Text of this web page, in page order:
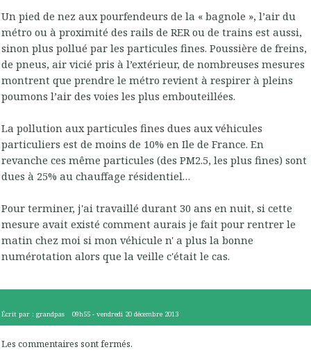
Un pied de nez aux pourfendeurs de la « bagnole », l’air du
métro ou à proximité des rails de RER ou de trains est aussi,
sinon plus pollué par les particules fines. Poussière de freins,
de pneus, air vicié pris à l’extérieur, de nombreuses mesures
montrent que prendre le métro revient à respirer à pleins
poumons l’air des voies les plus embouteillées.
La pollution aux particules fines dues aux véhicules
particuliers est de moins de 10% en Ile de France. En
revanche ces même particules (des PM2.5, les plus fines) sont
dues à 25% au chauffage résidentiel…
Pour terminer, j'ai travaillé durant 30 ans en nuit, si cette
mesure avait existé comment aurais je fait pour rentrer le
matin chez moi si mon véhicule n' a plus la bonne
numérotation alors que la veille c'était le cas.
Écrit par : grandpas 09h55 -vendredi 20 décembre 2013
Les commentaires sont fermés.